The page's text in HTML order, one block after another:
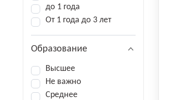
до 1 года
От 1 года до 3 лет
Образование
Высшее
Не важно
Среднее